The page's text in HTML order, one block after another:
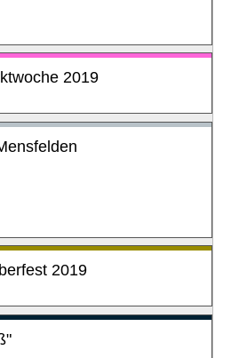
2019
2019